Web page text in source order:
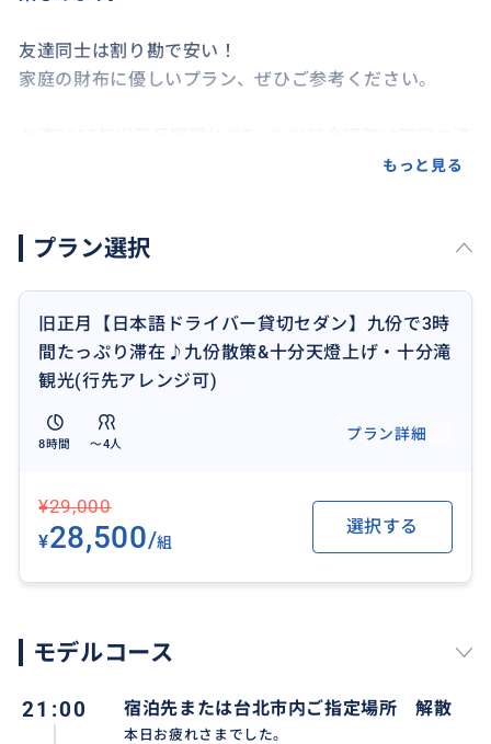
友達同士は割り勘で安い！
家庭の財布に優しいプラン、ぜひご参考ください。
セダン車+5,000円
おすすめ
もっと見る
プラン選択
旧正月【日本語ドライバー貸切セダン】九份で3時
間たっぷり滞在♪九份散策&十分天燈上げ・十分滝
観光(行先アレンジ可)
8時間 〜4人
プラン詳細
¥29,000
¥28,500/組
選択する
モデルコース
21:00 宿泊先または台北市内ご指定場所 解散
本日お疲れさまでした。